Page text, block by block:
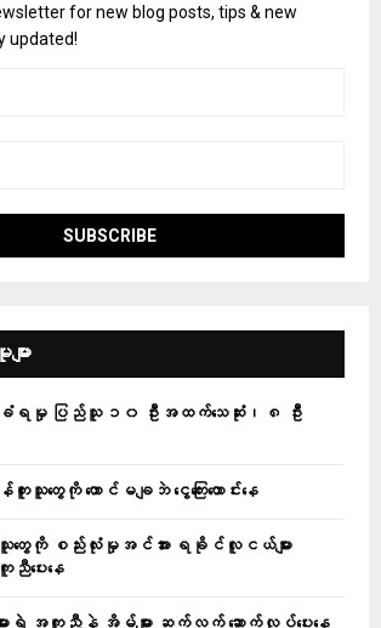
for new blog posts, tips & new
updated!
ား
ကြဲခံရမှု ပြည်သူ ၁၀ ဦးအထက်သေဆုံး၊ ၈ ဦး
သူတွေကို ထောင်မချဘဲ ငွေကြေးတောင်းနေ
ေကို စည်းလုံးမှုအင်အား ရခိုင်လူငယ်များ
ပေးနေ
ရဲ့ အကူညီနဲ့ အိမ်များ ဆက်လက် ဆောက်လုပ်ပေးနေ